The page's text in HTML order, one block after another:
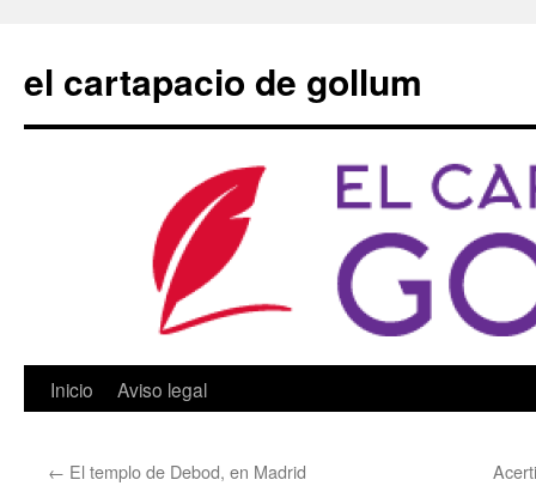
contenido
el cartapacio de gollum
Inicio Aviso legal
← El templo de Debod, en Madrid